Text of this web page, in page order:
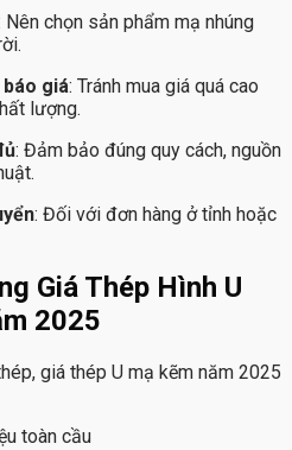
Nên chọn sản phẩm mạ nhúng
giá: Tránh mua giá quá cao
lượng.
: Đảm bảo đúng quy cách, nguồn
: Đối với đơn hàng ở tỉnh hoặc
Giá Thép Hình U
2025
giá thép U mạ kẽm năm 2025
toàn cầu